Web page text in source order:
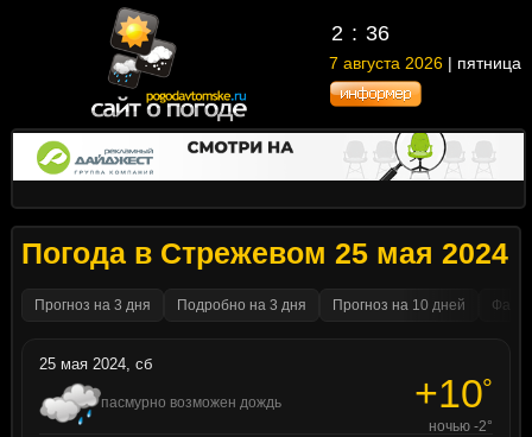
2 36
7 августа 2026 | пятница
Погода в Стрежевом 25 мая 2024
Прогноз на 3 дня Подробно на 3 дня Прогноз на 10 дней
25 мая 2024, сб
пасмурно возможен дождь +10°
ночью -2°